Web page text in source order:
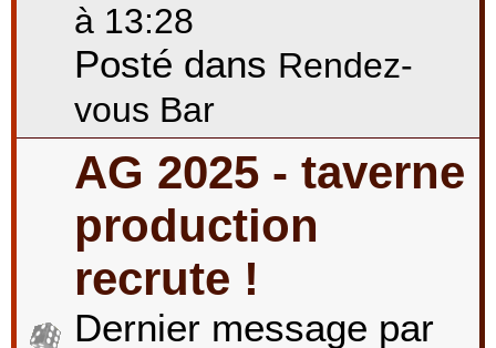
à 13:28
Posté dans Rendez-
vous Bar
AG 2025 - taverne
production
recrute !
Dernier message par